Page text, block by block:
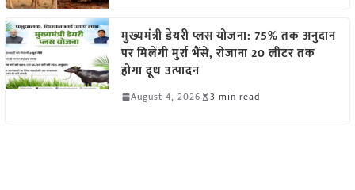
मुख्यमंत्री डेयरी प्लस योजना: 75% तक अनुदान
पर मिलेंगी मुर्रा भैंसें, रोजाना 20 लीटर तक
होगा दूध उत्पादन
August 4, 2026 3 min read